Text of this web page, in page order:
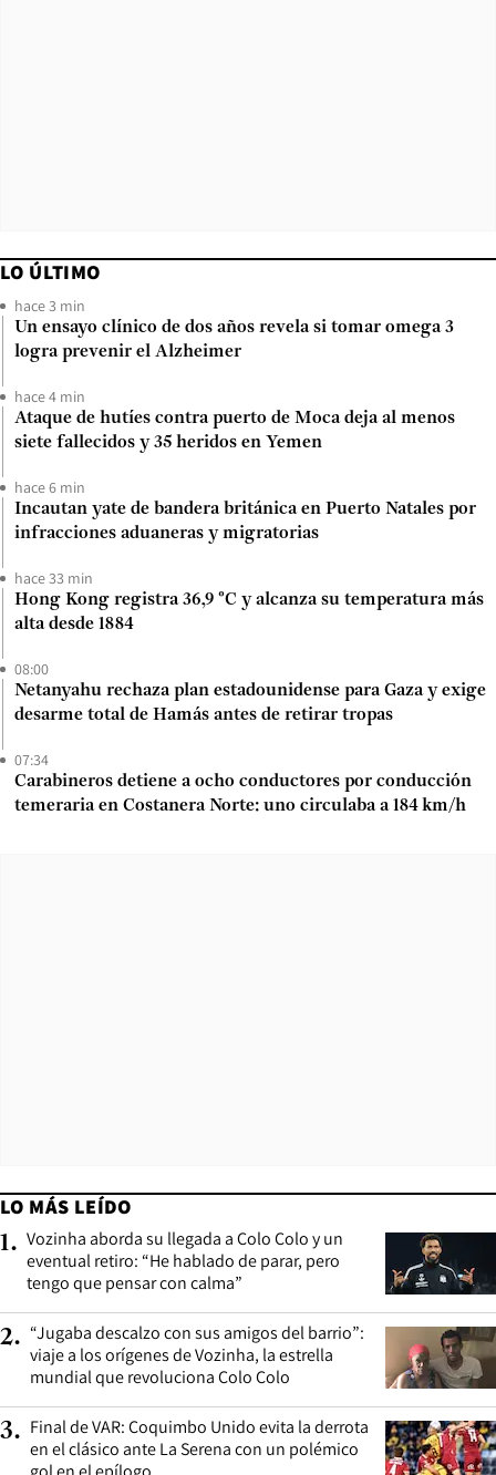
LO ÚLTIMO
hace 3 min
Un ensayo clínico de dos años revela si tomar omega 3
logra prevenir el Alzheimer
hace 4 min
Ataque de hutíes contra puerto de Moca deja al menos
siete fallecidos y 35 heridos en Yemen
hace 6 min
Incautan yate de bandera británica en Puerto Natales por
infracciones aduaneras y migratorias
hace 33 min
Hong Kong registra 36,9 °C y alcanza su temperatura más
alta desde 1884
08:00
Netanyahu rechaza plan estadounidense para Gaza y exige
desarme total de Hamás antes de retirar tropas
07:34
Carabineros detiene a ocho conductores por conducción
temeraria en Costanera Norte: uno circulaba a 184 km/h
LO MÁS LEÍDO
1. Vozinha aborda su llegada a Colo Colo y un
eventual retiro: “He hablado de parar, pero
tengo que pensar con calma”
2. “Jugaba descalzo con sus amigos del barrio”:
viaje a los orígenes de Vozinha, la estrella
mundial que revoluciona Colo Colo
3. Final de VAR: Coquimbo Unido evita la derrota
en el clásico ante La Serena con un polémico